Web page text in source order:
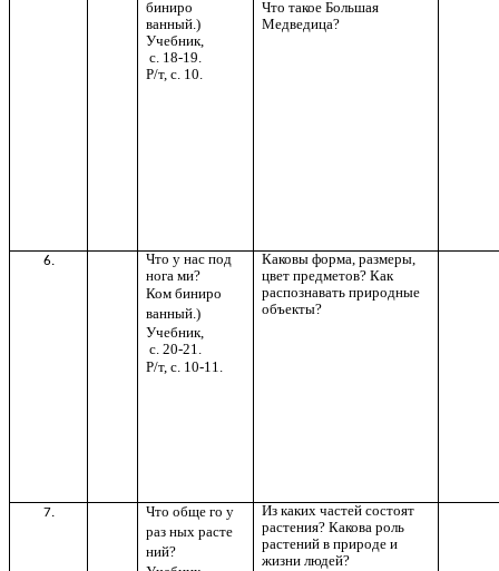
биниро
ванный.)
Учебник,
с. 18-19.
Р/т, с. 10.
Что такое Большая
Медведица?
6.
Что у нас под
нога ми?
Ком биниро
ванный.)
Учебник,
с. 20-21.
Р/т, с. 10-11.
Каковы форма, размеры,
цвет предметов? Как
распознавать природные
объекты?
7.
Что обще го у
раз ных расте
ний?
Из каких частей состоят
растения? Какова роль
растений в природе и
жизни людей?